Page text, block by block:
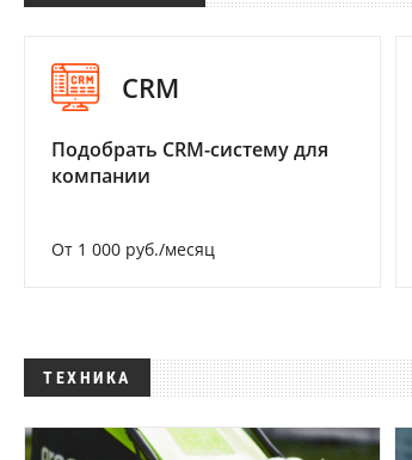
CRM
Подобрать CRM-систему для
компании
От 1 000 руб./месяц
ТЕХНИКА